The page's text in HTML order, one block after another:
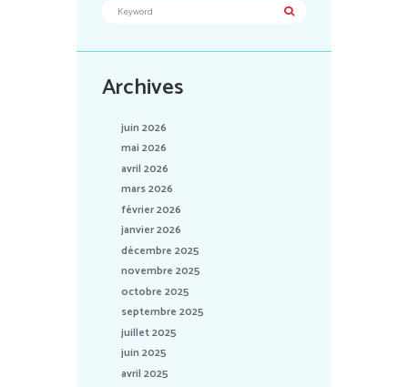
Archives
juin 2026
mai 2026
avril 2026
mars 2026
février 2026
janvier 2026
décembre 2025
novembre 2025
octobre 2025
septembre 2025
juillet 2025
juin 2025
avril 2025